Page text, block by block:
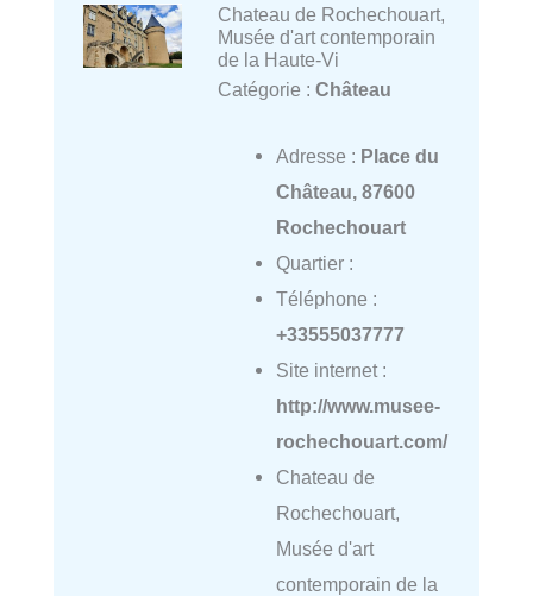
Chateau de Rochechouart,
Musée d'art contemporain
de la Haute-Vi
Catégorie : Château
Adresse : Place du
Château, 87600
Rochechouart
Quartier :
Téléphone :
+33555037777
Site internet :
http://www.musee-
rochechouart.com/
Chateau de
Rochechouart,
Musée d'art
contemporain de la